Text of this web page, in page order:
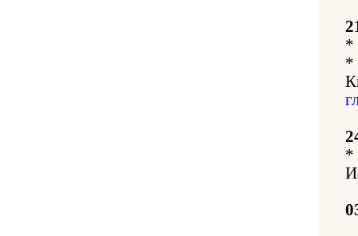
*
*
*